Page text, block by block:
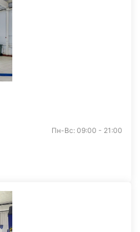
Пн-Вс: 09:00 - 21:00